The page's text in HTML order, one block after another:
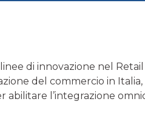
di innovazione nel
del commercio in
abilitare l’integrazione